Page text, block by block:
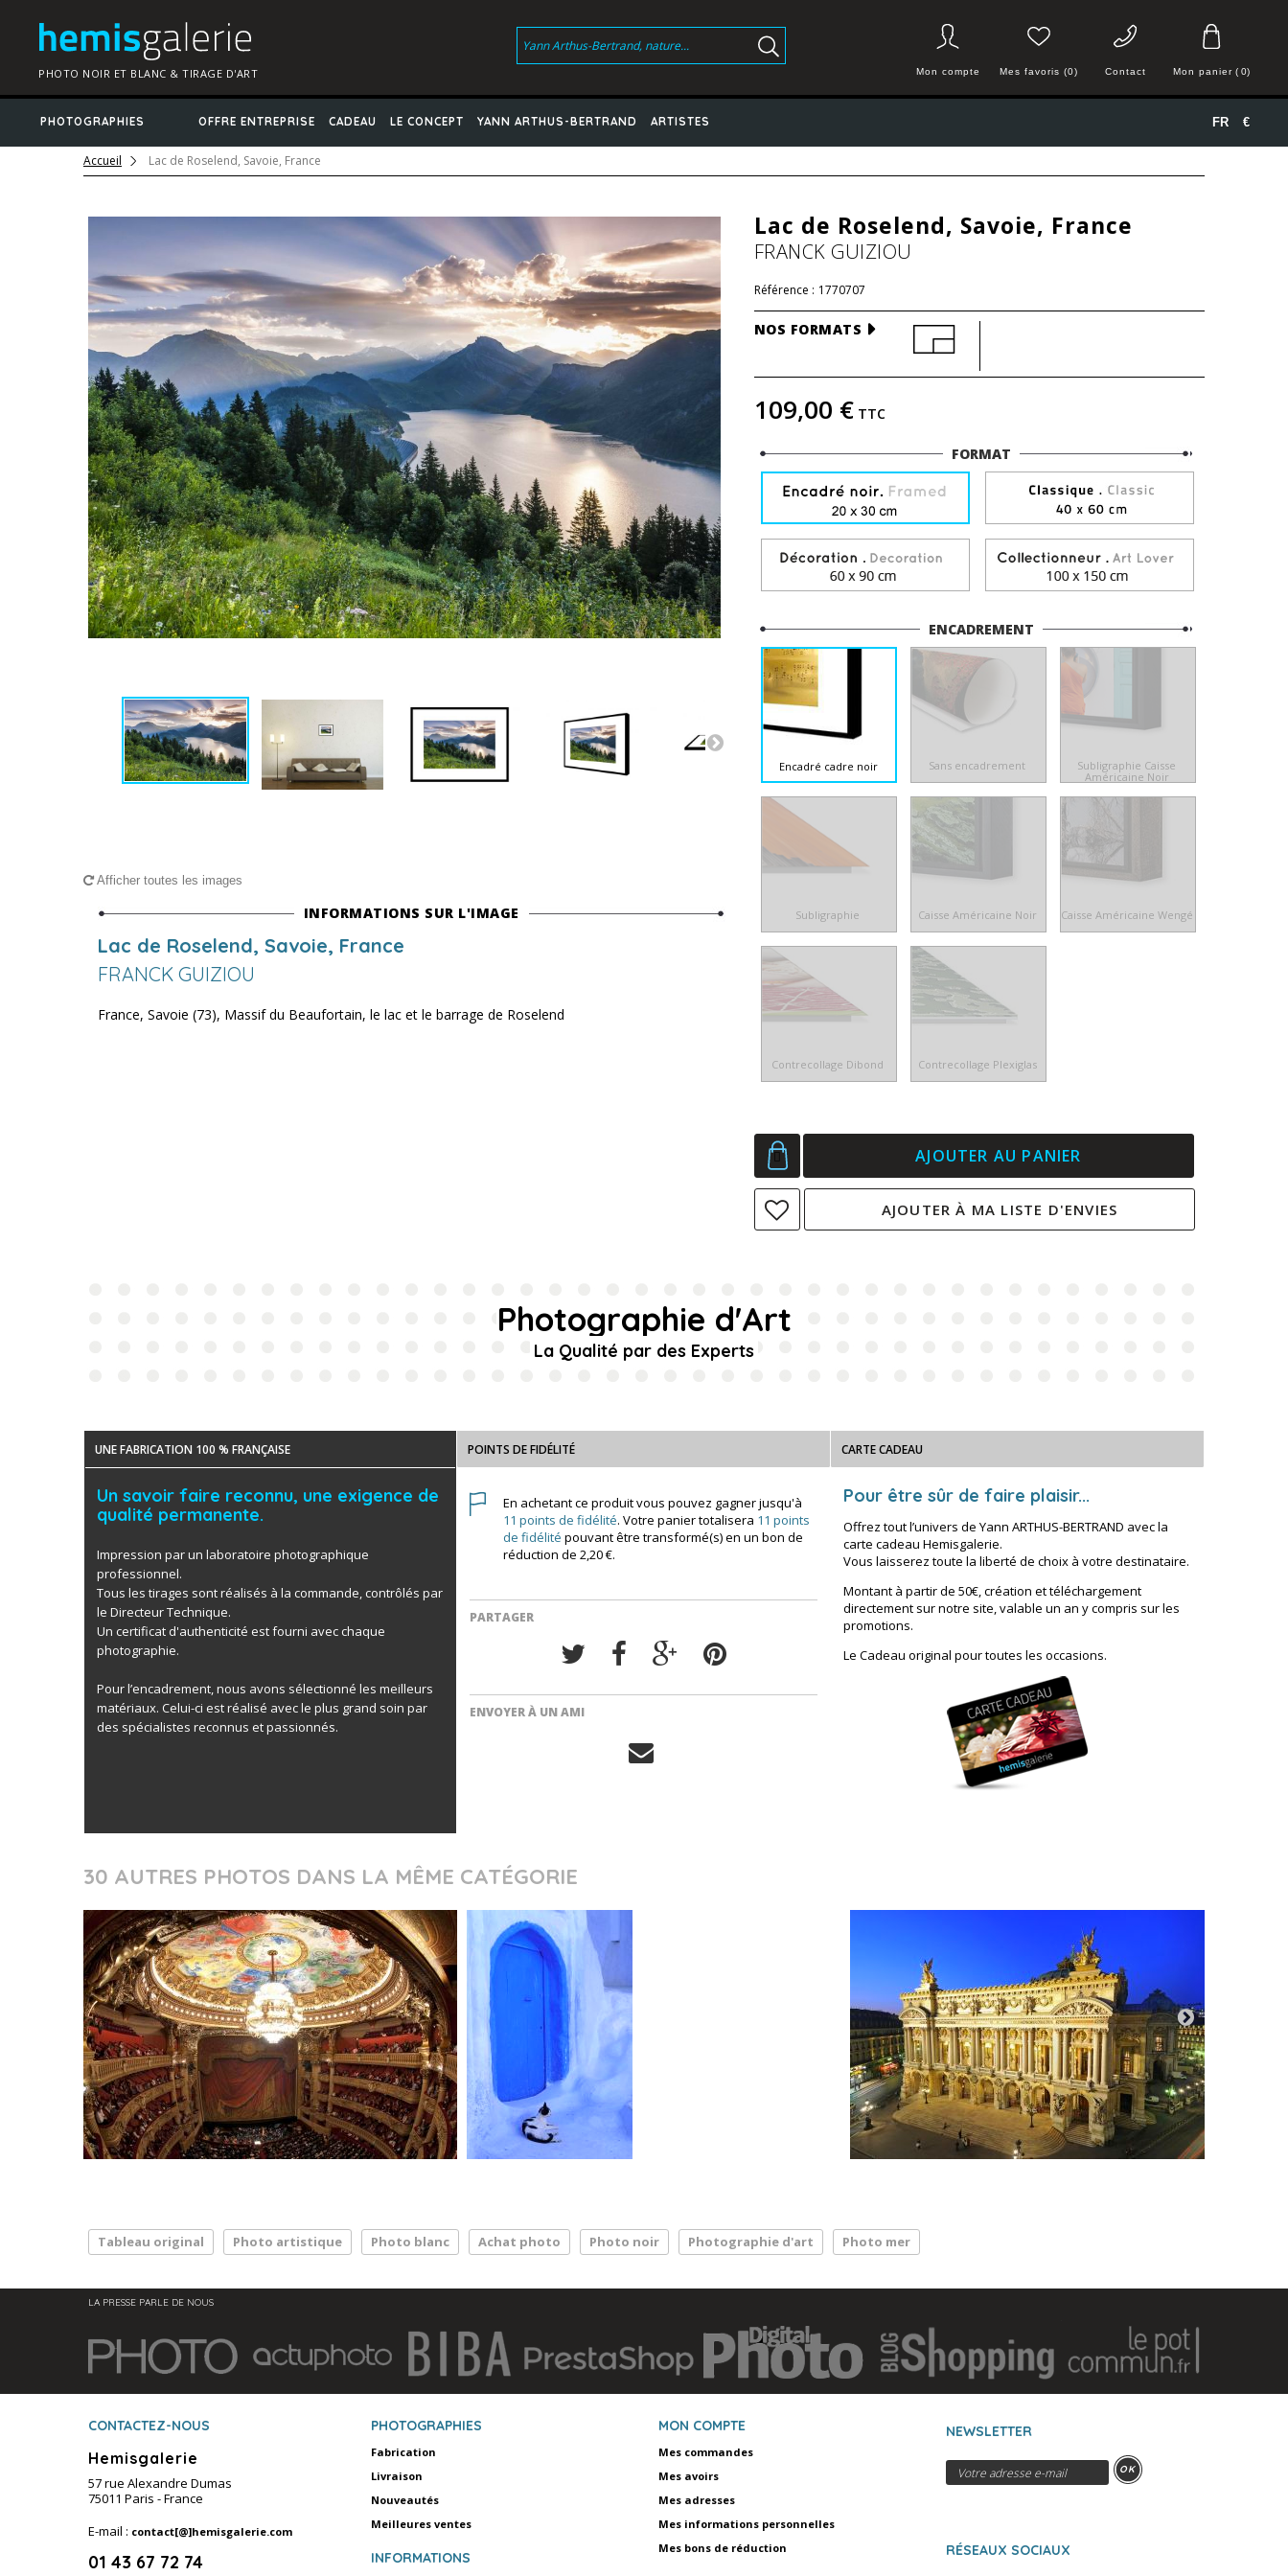
PHOTO NOIR ET BLANC & TIRAGE D'ART Mon panier ( 0)
Contact
Mes favoris (0)
Mon compte
PHOTOGRAPHIES OFFRE ENTREPRISE CADEAU LE CONCEPT YANN ARTHUS-BERTRAND ARTISTES €
FR
Accueil Lac de Roselend, Savoie, France
Afficher toutes les images
INFORMATIONS SUR L'IMAGE
Lac de Roselend, Savoie, France
FRANCK GUIZIOU
France, Savoie (73), Massif du Beaufortain, le lac et le barrage de Roselend
Lac de Roselend, Savoie, France
FRANCK GUIZIOU
Référence : 1770707
NOS FORMATS
109,00 € TTC
FORMAT
ENCADREMENT
Encadré cadre noir Sans encadrement
Subligraphie Caisse
Américaine Noir
Subligraphie Caisse Américaine Noir Caisse Américaine Wengé
Contrecollage Dibond Contrecollage Plexiglas
AJOUTER AU PANIER
AJOUTER À MA LISTE D'ENVIES
Photographie d'Art
La Qualité par des Experts
UNE FABRICATION 100 % FRANÇAISE
Un savoir faire reconnu, une exigence de
qualité permanente.
Impression par un laboratoire photographique
professionnel.
Tous les tirages sont réalisés à la commande, contrôlés par
le Directeur Technique.
Un certificat d'authenticité est fourni avec chaque
photographie.
Pour l’encadrement, nous avons sélectionné les meilleurs
matériaux. Celui-ci est réalisé avec le plus grand soin par
des spécialistes reconnus et passionnés.
POINTS DE FIDÉLITÉ
En achetant ce produit vous pouvez gagner jusqu'à
11 points de fidélité. Votre panier totalisera 11 points
de fidélité pouvant être transformé(s) en un bon de
réduction de 2,20 €.
PARTAGER
ENVOYER À UN AMI
CARTE CADEAU
Pour être sûr de faire plaisir...
Offrez tout l’univers de Yann ARTHUS-BERTRAND avec la
carte cadeau Hemisgalerie.
Vous laisserez toute la liberté de choix à votre destinataire.
Montant à partir de 50€, création et téléchargement
directement sur notre site, valable un an y compris sur les
promotions.
Le Cadeau original pour toutes les occasions.
30 AUTRES PHOTOS DANS LA MÊME CATÉGORIE
Tableau original Photo artistique Photo blanc Achat photo Photo noir Photographie d'art Photo mer
LA PRESSE PARLE DE NOUS
CONTACTEZ-NOUS
Hemisgalerie
57 rue Alexandre Dumas
75011 Paris - France
E-mail : contact[@]hemisgalerie.com
01 43 67 72 74
PHOTOGRAPHIES
Fabrication
Livraison
Nouveautés
Meilleures ventes
INFORMATIONS
MON COMPTE
Mes commandes
Mes avoirs
Mes adresses
Mes informations personnelles
Mes bons de réduction
NEWSLETTER
OK
RÉSEAUX SOCIAUX